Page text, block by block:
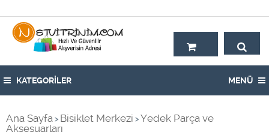
KATEGORİLER MENÜ
Ana Sayfa > Bisiklet Merkezi > Yedek Parça ve
Aksesuarları